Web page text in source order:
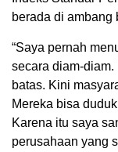
berada di ambang
“Saya pernah
secara diam-
batas. Kini
Mereka bisa
Karena itu saya
perusahaan yang